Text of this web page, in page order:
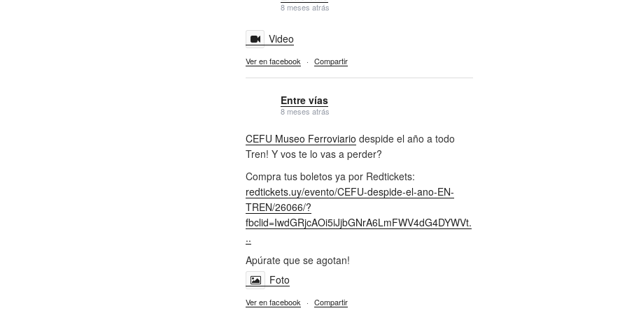
8 meses atrás
Video
Ver en facebook · Compartir
Entre vías
8 meses atrás
CEFU Museo Ferroviario despide el año a todo
Tren! Y vos te lo vas a perder?
Compra tus boletos ya por Redtickets:
redtickets.uy/evento/CEFU-despide-el-ano-EN-
TREN/26066/?
fbclid=IwdGRjcAOi5iJjbGNrA6LmFWV4dG4DYWVt.
..
Apúrate que se agotan!
Foto
Ver en facebook · Compartir